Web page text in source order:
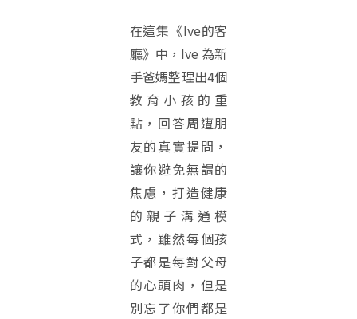
在這集《Ive的客
廳》中，Ive 為新
手爸媽整理出4個
教育小孩的重
點，回答周遭朋
友的真實提問，
讓你避免無謂的
焦慮，打造健康
的親子溝通模
式，雖然每個孩
子都是每對父母
的心頭肉，但是
別忘了你們都是